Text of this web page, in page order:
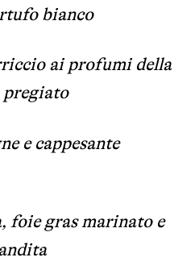
bianco
ai profumi della
e cappesante
foie gras marinato e